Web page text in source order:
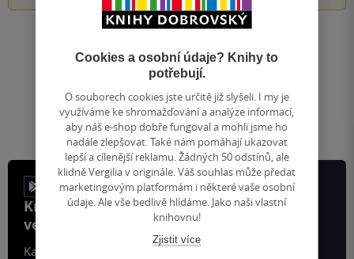
Zobrazeno 20 z 20
1
Přejít
na
stránku
/ 1
Knihy, recenze a klubové výhody
ve vaší kapse a naší appce KDčko
Každý měsíc společně přečteme tisíce knih
Cookies a osobní údaje? Knihy to
potřebují.
O souborech cookies jste určitě již slyšeli. I my je
využíváme ke shromažďování a analýze informací,
aby náš e-shop dobře fungoval a mohli jsme ho
nadále zlepšovat. Také nám pomáhají ukazovat
lepší a cílenější reklamu. Žádných 50 odstínů, ale
klidně Vergilia v originále. Váš souhlas může předat
marketingovým platformám i některé vaše osobní
údaje. Ale vše bedlivě hlídáme. Jako naši vlastní
knihovnu!
Zjistit více